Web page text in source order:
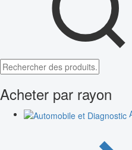
Acheter par rayon